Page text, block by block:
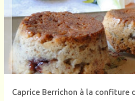
Caprice Berrichon à la confiture